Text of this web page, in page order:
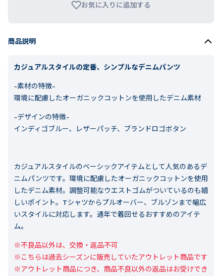
お気に入りに追加する
商品説明
カジュアルスタイルの定番、シンプルなデニムパンツ
-素材の特徴-
環境に配慮したオーガニックコットンを使用したデニム素材
-デザインの特徴-
インディゴブルー、レザーパッチ、ブランドロゴボタン
カジュアルスタイルのベーシックアイテムとして人気のあるデ
ニムパンツです。環境に配慮したオーガニックコットンを使用
したデニム素材。調整可能なウエストゴムがついているのも嬉
しいポイント。Tシャツからプルオーバー、ブルゾンまで幅広
いスタイルに対応します。通年で着回せるおすすめのアイテ
ム。
※不良品以外は、交換・返品不可
※こちらは過去シーズンに販売していたアウトレット商品です
※アウトレット商品につき、商品不良以外の返品はお受けでき